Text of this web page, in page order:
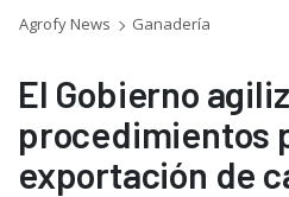
Agrofy News Ganadería
El Gobierno
procedimientos
exportación de